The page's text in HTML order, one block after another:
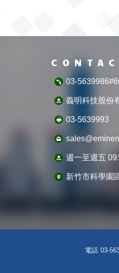
03-
義明科技股份
03-5639993
週一至週五
新竹市科學園
電話 03-